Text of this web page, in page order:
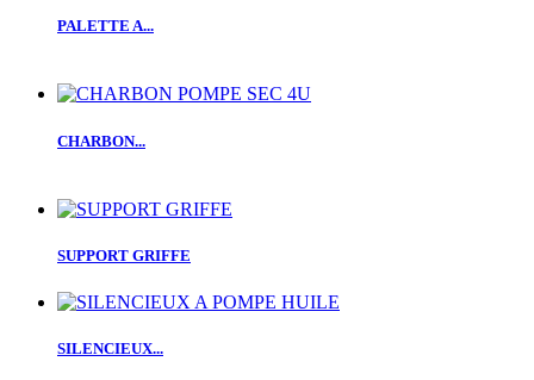
PALETTE A...
CHARBON...
SUPPORT GRIFFE
SILENCIEUX...